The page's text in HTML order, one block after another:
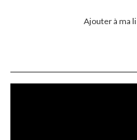
Ajouter à ma